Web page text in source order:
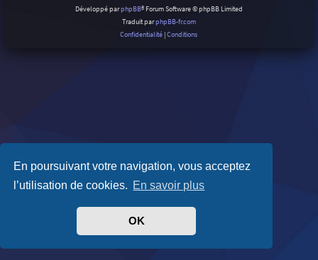
En poursuivant votre navigation, vous acceptez
l’utilisation de cookies. En savoir plus
OK
Développé parphpBB® Forum Software © phpBB Limited
Traduit parphpBB-fr.com
Confidentialité |Conditions